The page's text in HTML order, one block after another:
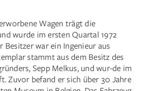
Wagen trägt die
wurde im ersten Quartal 1972
Besitzer war ein Ingenieur aus
stammt aus dem Besitz des
Sepp Melkus, und wur-de im
Zuvor befand er sich über 30 Jahre